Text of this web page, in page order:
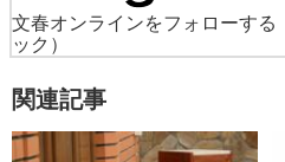
文春オンラインをフォローする
ック）
関連記事